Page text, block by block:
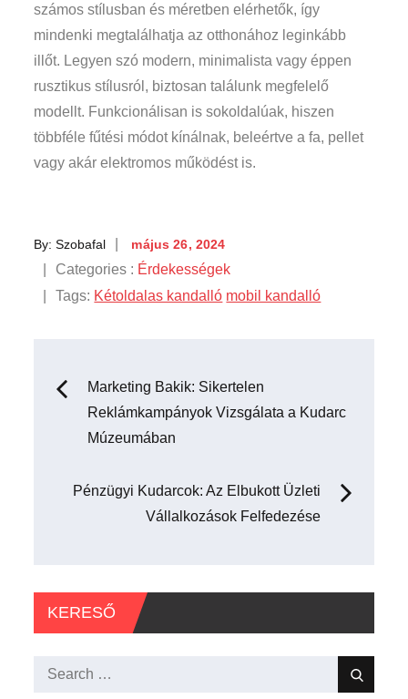
számos stílusban és méretben elérhetők, így
mindenki megtalálhatja az otthonához leginkább
illőt. Legyen szó modern, minimalista vagy éppen
rusztikus stílusról, biztosan találunk megfelelő
modellt. Funkcionálisan is sokoldalúak, hiszen
többféle fűtési módot kínálnak, beleértve a fa, pellet
vagy akár elektromos működést is.
By:Szobafal
Posted
on
május 26, 2024
Categories
:
Categories : Érdekességek
Tags: Kétoldalas kandalló mobil kandalló
Bejegyzés
navigáció
Marketing Bakik: Sikertelen
Reklámkampányok Vizsgálata a Kudarc
Múzeumában
Pénzügyi Kudarcok: Az Elbukott Üzleti
Vállalkozások Felfedezése
KERESŐ
Search
Search